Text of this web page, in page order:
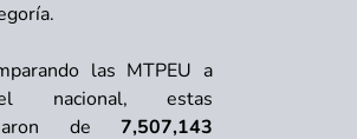
las MTPEU a
nacional, estas
de 7,507,143